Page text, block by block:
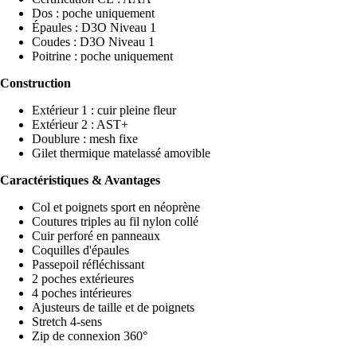
Dos : poche uniquement
Épaules : D3O Niveau 1
Coudes : D3O Niveau 1
Poitrine : poche uniquement
Construction
Extérieur 1 : cuir pleine fleur
Extérieur 2 : AST+
Doublure : mesh fixe
Gilet thermique matelassé amovible
Caractéristiques & Avantages
Col et poignets sport en néoprène
Coutures triples au fil nylon collé
Cuir perforé en panneaux
Coquilles d'épaules
Passepoil réfléchissant
2 poches extérieures
4 poches intérieures
Ajusteurs de taille et de poignets
Stretch 4-sens
Zip de connexion 360°